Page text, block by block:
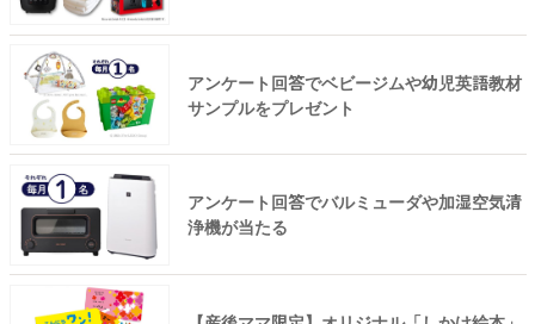
アンケート回答でベビージムや幼児英語教材
サンプルをプレゼント
アンケート回答でバルミューダや加湿空気清
浄機が当たる